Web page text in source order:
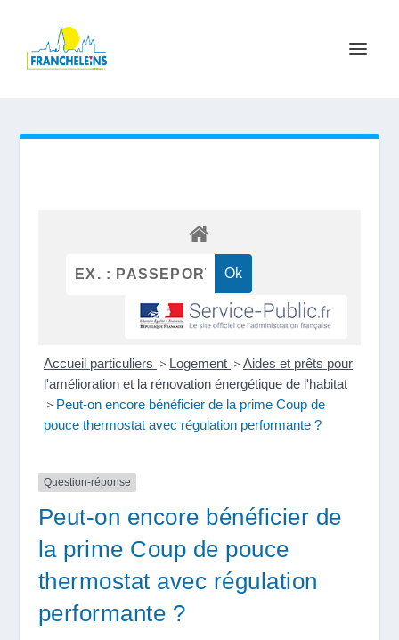
Accueil particuliers > Logement > Aides et prêts pour
l'amélioration et la rénovation énergétique de l'habitat
> Peut-on encore bénéficier de la prime Coup de
pouce thermostat avec régulation performante ?
Question-réponse
Peut-on encore bénéficier de
la prime Coup de pouce
thermostat avec régulation
performante ?